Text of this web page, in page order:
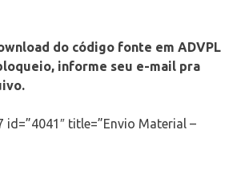
do código fonte em ADVPL
informe seu e-mail pra
title=”Envio Material –